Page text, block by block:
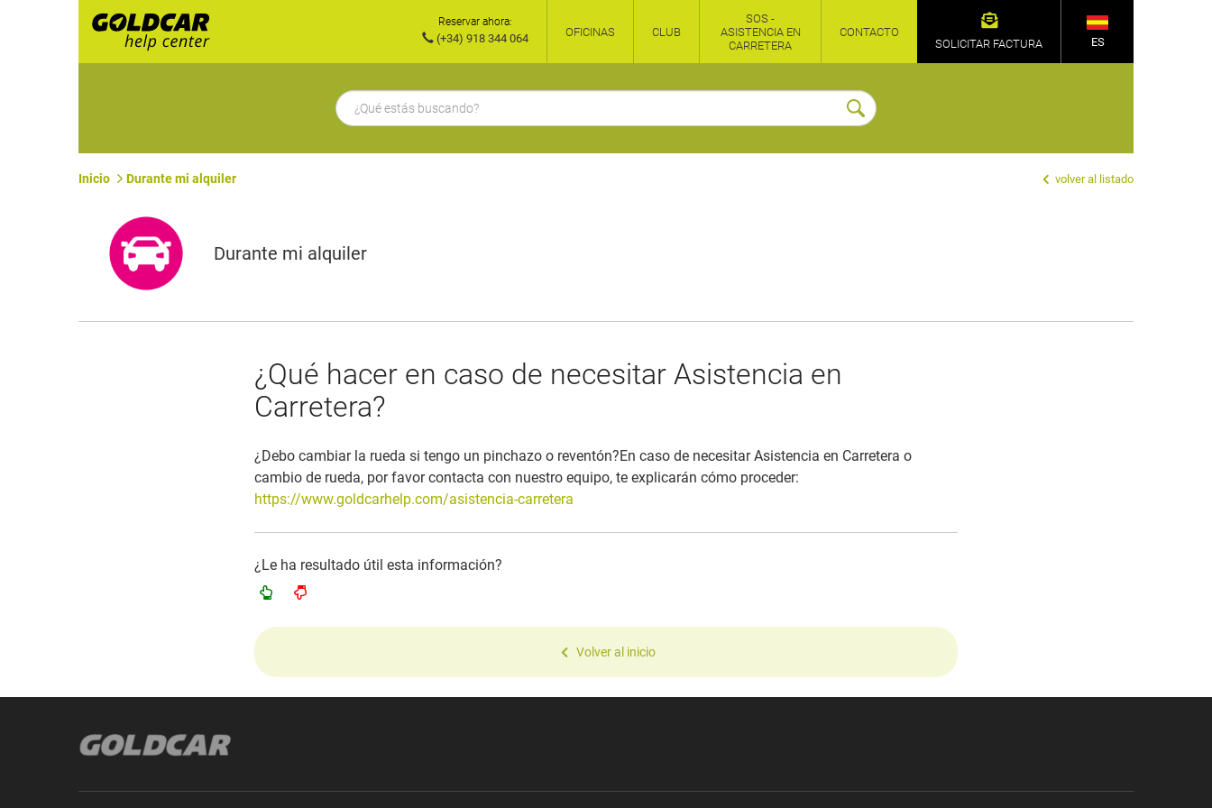
Reservar ahora:
(+34) 918 344 064 OFICINAS CLUB
SOS -
ASISTENCIA EN
CARRETERA
CONTACTO
SOLICITAR FACTURA
ES
Inicio Durante mi alquiler volver al listado
Durante mi alquiler
​¿Qué hacer en caso de necesitar Asistencia en
Carretera?
¿Debo cambiar la rueda si tengo un pinchazo o reventón?En caso de necesitar Asistencia en Carretera o
cambio de rueda, por favor contacta con nuestro equipo, te explicarán cómo proceder:
https://www.goldcarhelp.com/asistencia-carretera
¿Le ha resultado útil esta información?
Volver al inicio